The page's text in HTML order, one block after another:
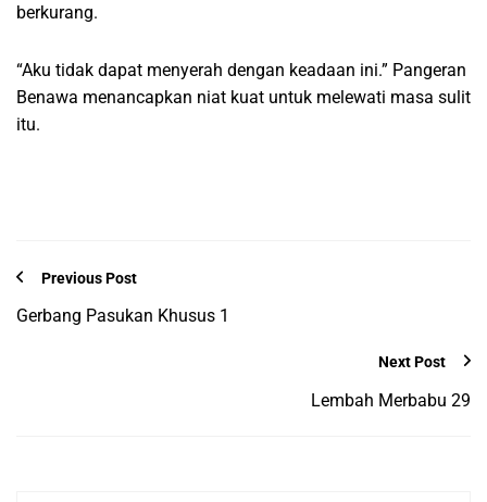
berkurang.
“Aku tidak dapat menyerah dengan keadaan ini.” Pangeran
Benawa menancapkan niat kuat untuk melewati masa sulit
itu.
Previous Post
Gerbang Pasukan Khusus 1
Next Post
Lembah Merbabu 29